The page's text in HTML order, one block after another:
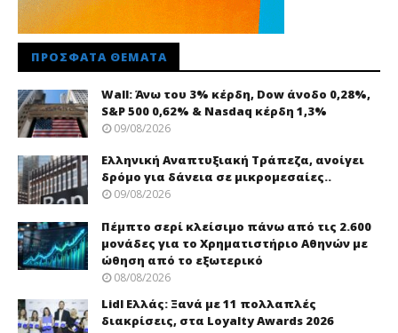
ΠΡΌΣΦΑΤΑ ΘΈΜΑΤΑ
Wall: Άνω του 3% κέρδη, Dow άνοδο 0,28%,
S&P 500 0,62% & Nasdaq κέρδη 1,3%
09/08/2026
Ελληνική Αναπτυξιακή Τράπεζα, ανοίγει
δρόμο για δάνεια σε μικρομεσαίες..
09/08/2026
Πέμπτο σερί κλείσιμο πάνω από τις 2.600
μονάδες για το Χρηματιστήριο Αθηνών με
ώθηση από το εξωτερικό
08/08/2026
Lidl Ελλάς: Ξανά με 11 πολλαπλές
διακρίσεις, στα Loyalty Awards 2026